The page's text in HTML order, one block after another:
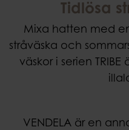
Tidlösa
Mixa hatten med
stråväska och
väskor i serien
VENDELA är en